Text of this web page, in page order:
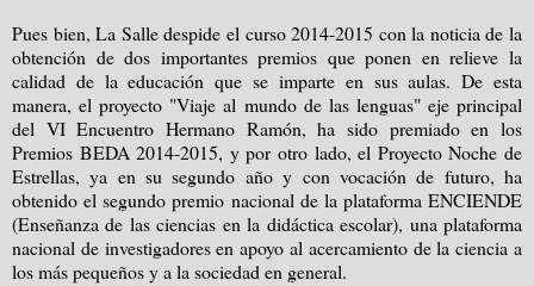
Pues bien, La Salle despide el curso 2014-2015 con la noticia de la
obtención de dos importantes premios que ponen en relieve la
calidad de la educación que se imparte en sus aulas. De esta
manera, el proyecto "Viaje al mundo de las lenguas" eje principal
del VI Encuentro Hermano Ramón, ha sido premiado en los
Premios BEDA 2014-2015, y por otro lado, el Proyecto Noche de
Estrellas, ya en su segundo año y con vocación de futuro, ha
obtenido el segundo premio nacional de la plataforma ENCIENDE
(Enseñanza de las ciencias en la didáctica escolar), una plataforma
nacional de investigadores en apoyo al acercamiento de la ciencia a
los más pequeños y a la sociedad en general.